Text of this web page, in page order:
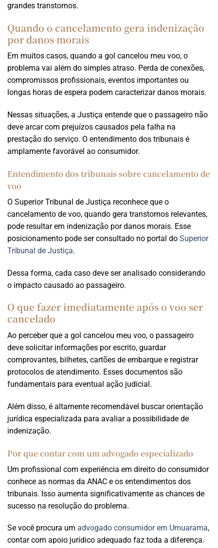
grandes transtornos.
Quando o cancelamento gera indenização
por danos morais
Em muitos casos, quando a gol cancelou meu voo, o
problema vai além do simples atraso. Perda de conexões,
compromissos profissionais, eventos importantes ou
longas horas de espera podem caracterizar danos morais.
Nessas situações, a Justiça entende que o passageiro não
deve arcar com prejuízos causados pela falha na
prestação do serviço. O entendimento dos tribunais é
amplamente favorável ao consumidor.
Entendimento dos tribunais sobre cancelamento de
voo
O Superior Tribunal de Justiça reconhece que o
cancelamento de voo, quando gera transtornos relevantes,
pode resultar em indenização por danos morais. Esse
posicionamento pode ser consultado no portal do Superior
Tribunal de Justiça.
Dessa forma, cada caso deve ser analisado considerando
o impacto causado ao passageiro.
O que fazer imediatamente após o voo ser
cancelado
Ao perceber que a gol cancelou meu voo, o passageiro
deve solicitar informações por escrito, guardar
comprovantes, bilhetes, cartões de embarque e registrar
protocolos de atendimento. Esses documentos são
fundamentais para eventual ação judicial.
Além disso, é altamente recomendável buscar orientação
jurídica especializada para avaliar a possibilidade de
indenização.
Por que contar com um advogado especializado
Um profissional com experiência em direito do consumidor
conhece as normas da ANAC e os entendimentos dos
tribunais. Isso aumenta significativamente as chances de
sucesso na resolução do problema.
Se você procura um advogado consumidor em Umuarama,
contar com apoio jurídico adequado faz toda a diferença.